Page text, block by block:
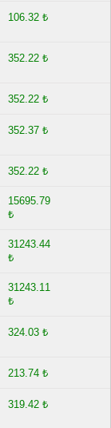
106.32 ₺
352.22 ₺
352.22 ₺
352.37 ₺
352.22 ₺
15695.79
₺
31243.44
₺
31243.11
₺
324.03 ₺
213.74 ₺
319.42 ₺